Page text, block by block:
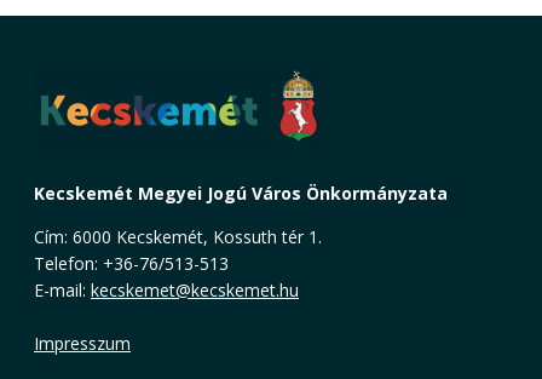
Kecskemét Megyei Jogú Város Önkormányzata
Cím: 6000 Kecskemét, Kossuth tér 1.
Telefon: +36-76/513-513
E-mail: kecskemet@kecskemet.hu
Impresszum